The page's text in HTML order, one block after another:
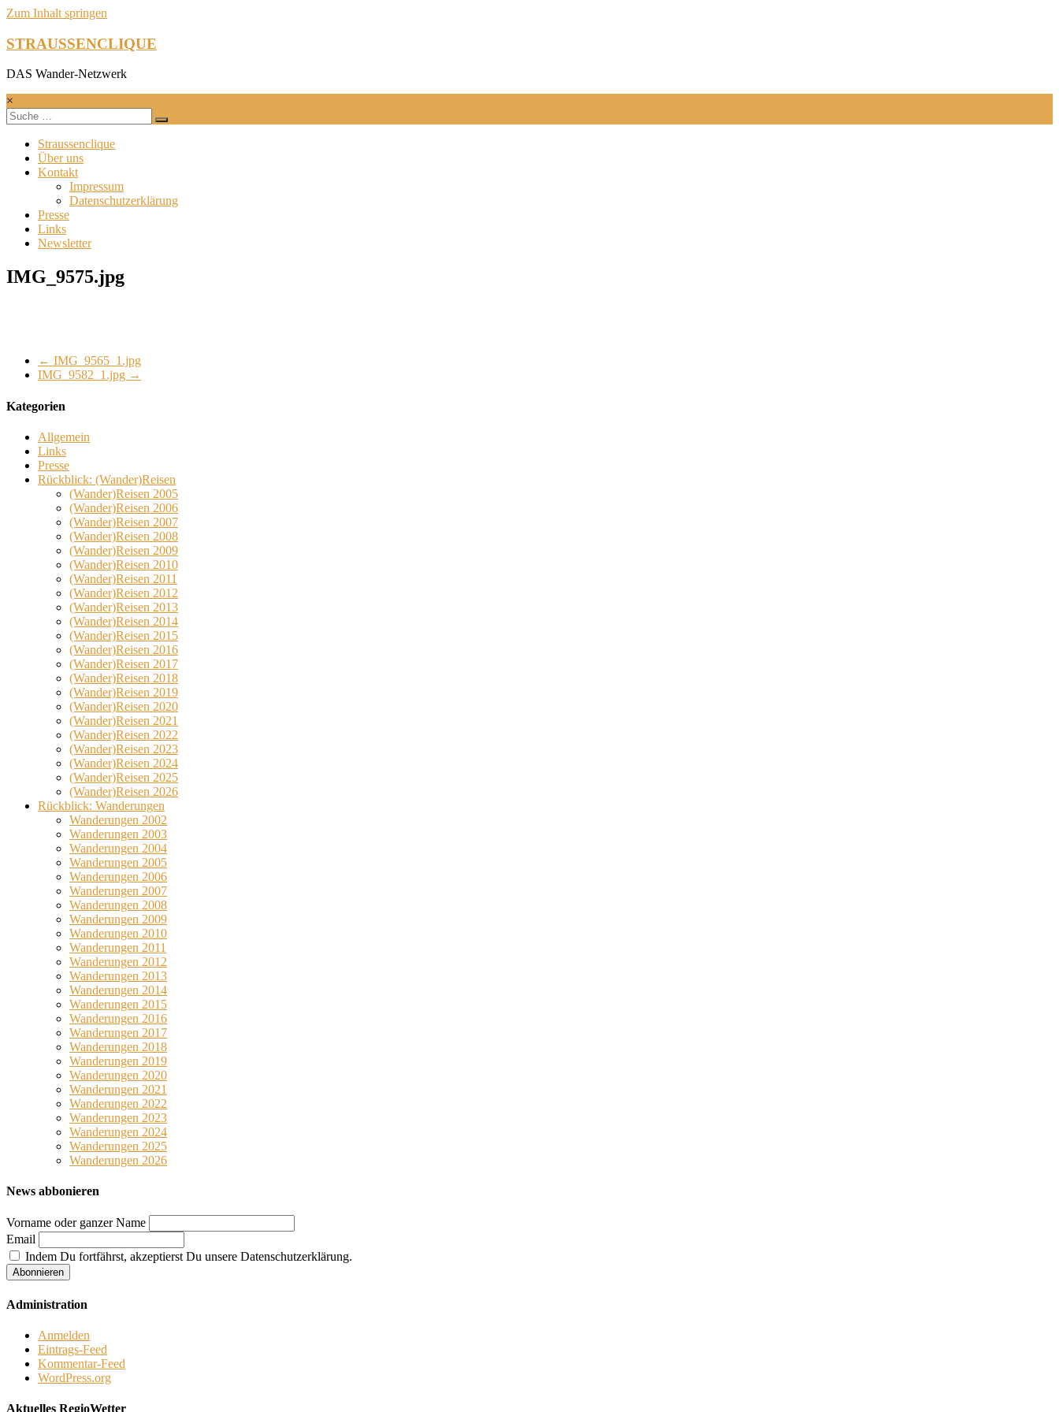
Zum Inhalt springen
STRAUSSENCLIQUE
DAS Wander-Netzwerk
×
Straussenclique
Über uns
Kontakt
Impressum
Datenschutzerklärung
Presse
Links
Newsletter
IMG_9575.jpg
← IMG_9565_1.jpg
IMG_9582_1.jpg →
Kategorien
Allgemein
Links
Presse
Rückblick: (Wander)Reisen
(Wander)Reisen 2005
(Wander)Reisen 2006
(Wander)Reisen 2007
(Wander)Reisen 2008
(Wander)Reisen 2009
(Wander)Reisen 2010
(Wander)Reisen 2011
(Wander)Reisen 2012
(Wander)Reisen 2013
(Wander)Reisen 2014
(Wander)Reisen 2015
(Wander)Reisen 2016
(Wander)Reisen 2017
(Wander)Reisen 2018
(Wander)Reisen 2019
(Wander)Reisen 2020
(Wander)Reisen 2021
(Wander)Reisen 2022
(Wander)Reisen 2023
(Wander)Reisen 2024
(Wander)Reisen 2025
(Wander)Reisen 2026
Rückblick: Wanderungen
Wanderungen 2002
Wanderungen 2003
Wanderungen 2004
Wanderungen 2005
Wanderungen 2006
Wanderungen 2007
Wanderungen 2008
Wanderungen 2009
Wanderungen 2010
Wanderungen 2011
Wanderungen 2012
Wanderungen 2013
Wanderungen 2014
Wanderungen 2015
Wanderungen 2016
Wanderungen 2017
Wanderungen 2018
Wanderungen 2019
Wanderungen 2020
Wanderungen 2021
Wanderungen 2022
Wanderungen 2023
Wanderungen 2024
Wanderungen 2025
Wanderungen 2026
News abbonieren
Vorname oder ganzer Name
Email
Indem Du fortfährst, akzeptierst Du unsere Datenschutzerklärung.
Administration
Anmelden
Eintrags-Feed
Kommentar-Feed
WordPress.org
Aktuelles RegioWetter